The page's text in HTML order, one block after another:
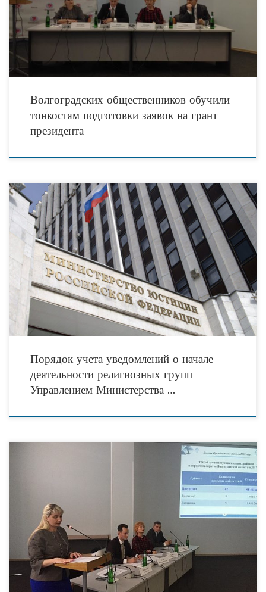
грантов. Участникам рассказали, как избежать ошибок, и главное, как сделать
эффективные проекты, направленные на благо людей.
Волгоградских общественников обучили
тонкостям подготовки заявок на грант
президента
В России гарантируются свобода совести и свобода вероисповедания, в том
числе право исповедовать индивидуально или совместно с другими любую
религию или не исповедовать никакой, свободно
Порядок учета уведомлений о начале
деятельности религиозных групп
Управлением Министерства …
Вопросы получения президентских грантов социально ориентированными НКО
Волгоградской области, реализации проектов-победителей прошлых лет при
поддержке Фонда рассмотрены сегодня на семинаре, который прошел под
председательством заместителя